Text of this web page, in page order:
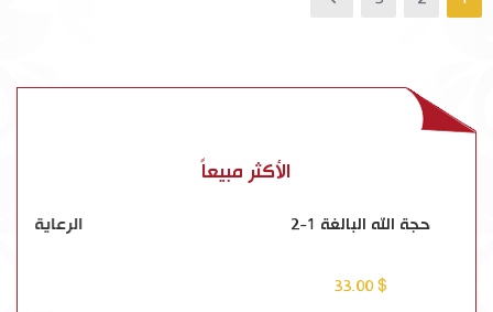
الأكثر مبيعاً
حجة الله البالغة 1-2